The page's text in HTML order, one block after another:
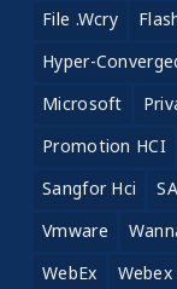
File .wcry
Hyper-
Microsoft
Promotion HCI
Sangfor Hci
Vmware
WebEx